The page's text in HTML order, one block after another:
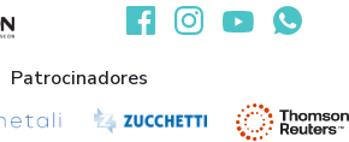
Desenvolvido por:
Patrocinadores